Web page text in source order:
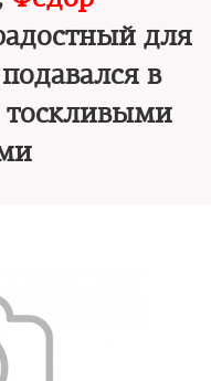
для
в
тоскливыми